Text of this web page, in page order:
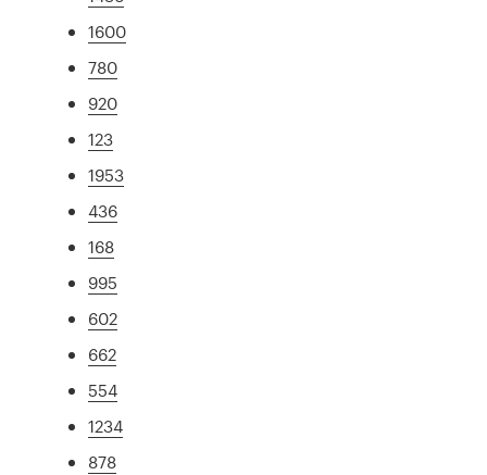
1600
780
920
123
1953
436
168
995
602
662
554
1234
878